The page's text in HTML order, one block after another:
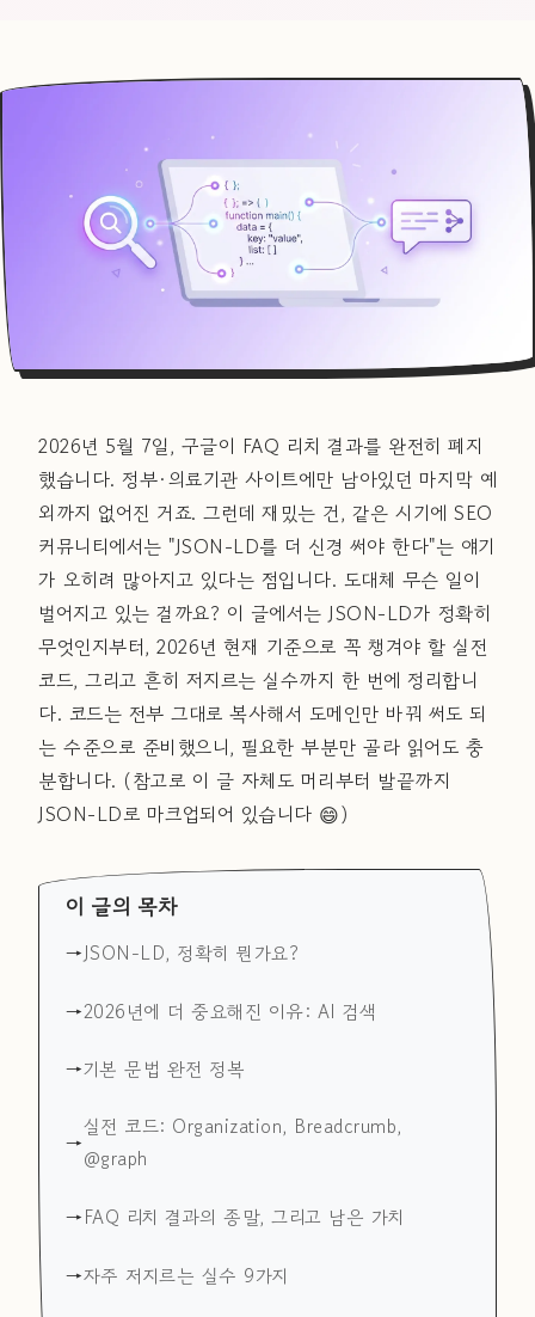
2026년 5월 7일, 구글이 FAQ 리치 결과를 완전히 폐지
했습니다. 정부·의료기관 사이트에만 남아있던 마지막 예
외까지 없어진 거죠. 그런데 재밌는 건, 같은 시기에 SEO
커뮤니티에서는 "JSON-LD를 더 신경 써야 한다"는 얘기
가 오히려 많아지고 있다는 점입니다. 도대체 무슨 일이
벌어지고 있는 걸까요? 이 글에서는 JSON-LD가 정확히
무엇인지부터, 2026년 현재 기준으로 꼭 챙겨야 할 실전
코드, 그리고 흔히 저지르는 실수까지 한 번에 정리합니
다. 코드는 전부 그대로 복사해서 도메인만 바꿔 써도 되
는 수준으로 준비했으니, 필요한 부분만 골라 읽어도 충
분합니다. (참고로 이 글 자체도 머리부터 발끝까지
JSON-LD로 마크업되어 있습니다 😄)
이 글의 목차
JSON-LD, 정확히 뭔가요?
2026년에 더 중요해진 이유: AI 검색
기본 문법 완전 정복
실전 코드: Organization, Breadcrumb,
@graph
FAQ 리치 결과의 종말, 그리고 남은 가치
자주 저지르는 실수 9가지